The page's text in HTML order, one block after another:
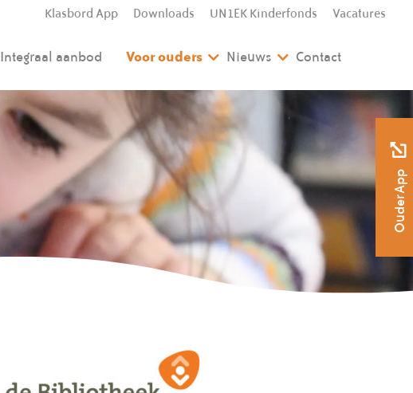
OuderApp
Klasbord App Downloads UN1EK Kinderfonds Vacatures
Integraal aanbod Voor ouders Nieuws Contact